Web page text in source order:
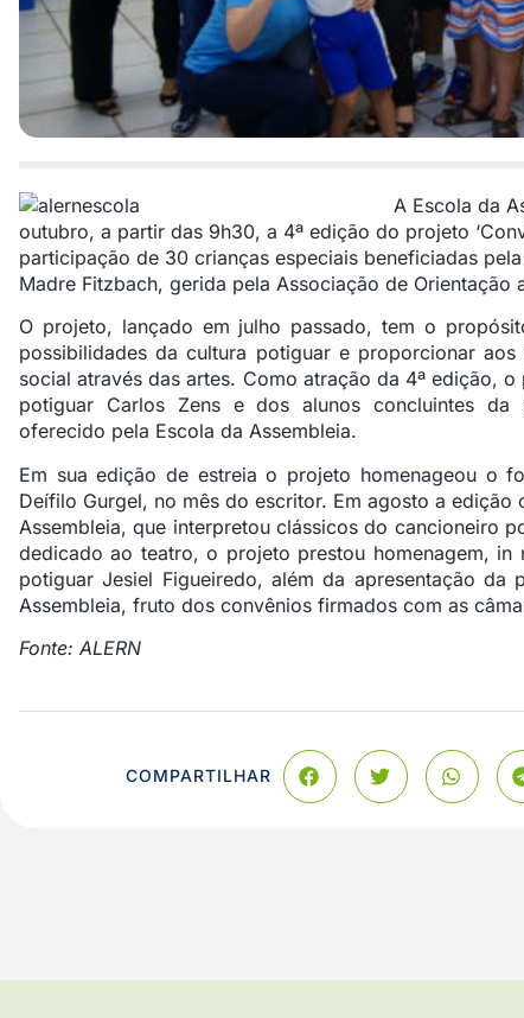
A Escola da
outubro, a partir das 9h30, a 4ª edição do projeto
participação de 30 crianças especiais beneficiadas
Madre Fitzbach, gerida pela Associação de Orientação
O projeto, lançado em julho passado, tem o
possibilidades da cultura potiguar e proporcionar
social através das artes. Como atração da 4ª edição,
potiguar Carlos Zens e dos alunos concluintes
oferecido pela Escola da Assembleia.
Em sua edição de estreia o projeto homenageou o
Deífilo Gurgel, no mês do escritor. Em agosto a
Assembleia, que interpretou clássicos do cancioneiro
dedicado ao teatro, o projeto prestou homenagem,
potiguar Jesiel Figueiredo, além da apresentação da
Assembleia, fruto dos convênios firmados com as
Fonte: ALERN
COMPARTILHAR